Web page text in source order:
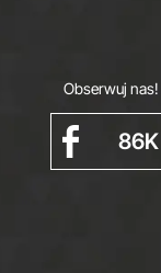
Obserwuj
86K